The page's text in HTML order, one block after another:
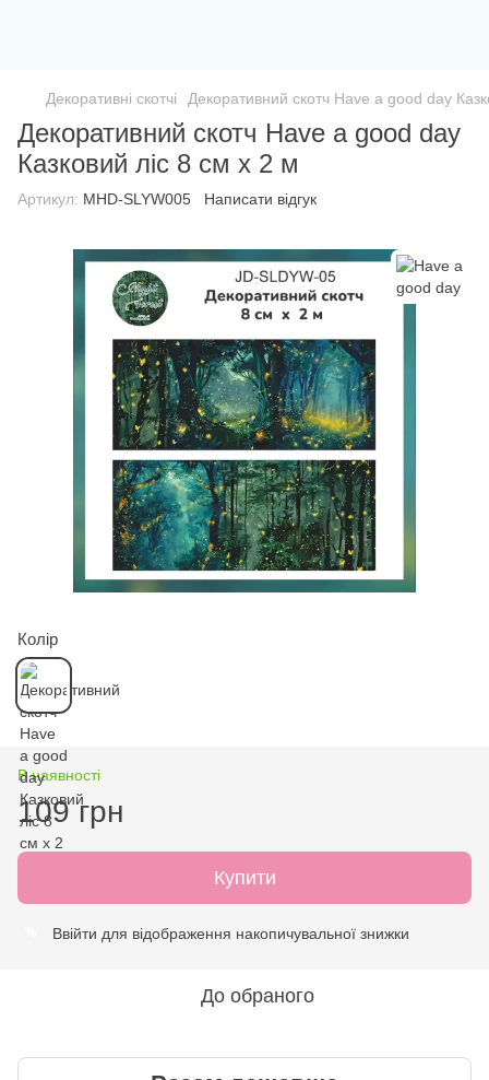
Декоративні скотчі Декоративний скотч Have a good day
Декоративний скотч Have a good day
Казковий ліс 8 см x 2 м
Артикул: MHD-SLYW005 Написати відгук
Колір
В наявності
109 грн
Купити
Ввійти для відображення накопичувальної знижки
До обраного